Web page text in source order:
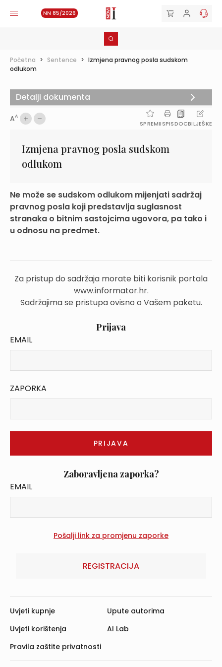
NN 85/2026
Početna > Sentence > Izmjena pravnog posla sudskom
odlukom
AA
SPREMIISPISDOCBILJEŠKE
Izmjena pravnog posla sudskom
odlukom
Ne može se sudskom odlukom mijenjati sadržaj
pravnog posla koji predstavlja suglasnost
stranaka o bitnim sastojcima ugovora, pa tako i
u odnosu na predmet.
Za pristup do sadržaja morate biti korisnik portala
www.informator.hr.
Sadržajima se pristupa ovisno o Vašem paketu.
Prijava
EMAIL
ZAPORKA
Zaboravljena zaporka?
EMAIL
REGISTRACIJA
Detalji dokumenta
Uvjeti kupnje
Uvjeti korištenja
Pravila zaštite privatnosti
Upute autorima
AI Lab